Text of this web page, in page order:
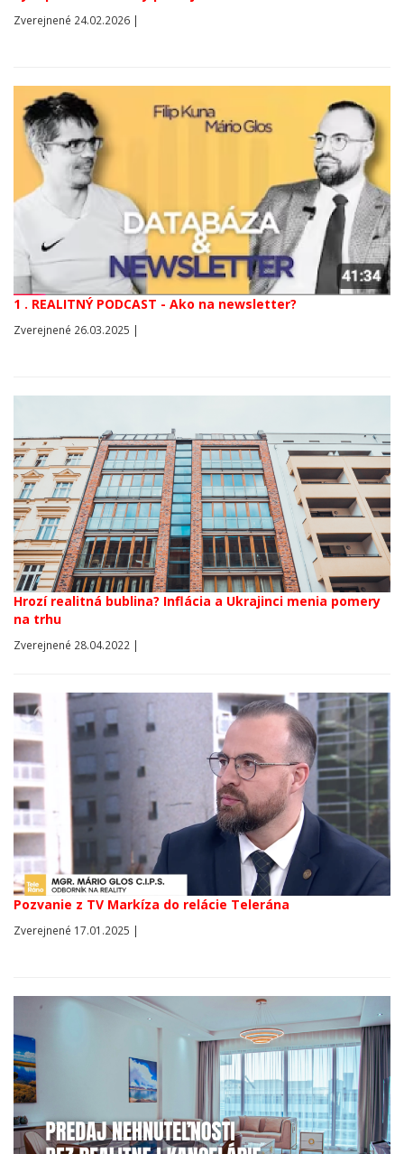
Zverejnené 24.02.2026 |
1 . REALITNÝ PODCAST - Ako na newsletter?
Zverejnené 26.03.2025 |
Hrozí realitná bublina? Inflácia a Ukrajinci menia pomery
na trhu
Zverejnené 28.04.2022 |
Pozvanie z TV Markíza do relácie Telerána
Zverejnené 17.01.2025 |